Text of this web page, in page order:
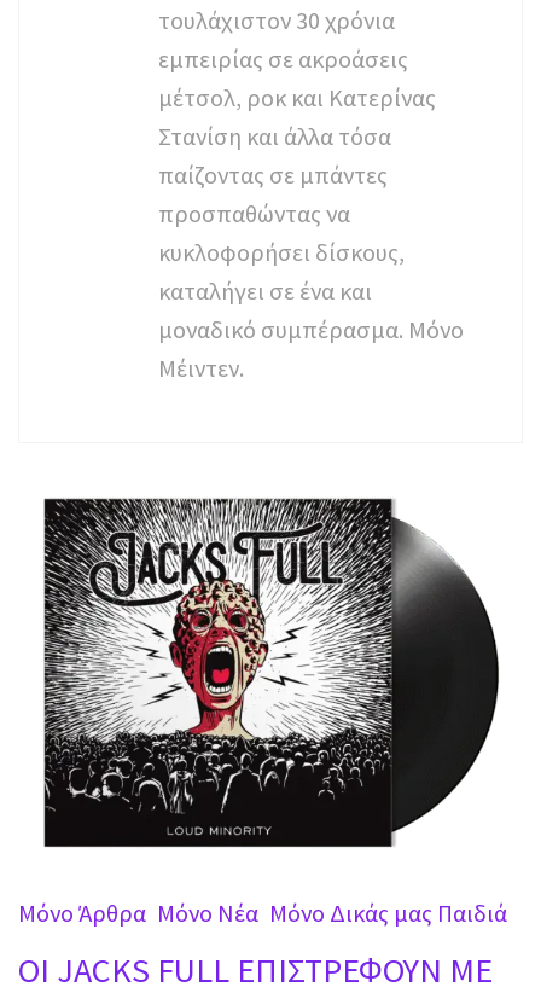
τουλάχιστον 30 χρόνια
εμπειρίας σε ακροάσεις
μέτσολ, ροκ και Κατερίνας
Στανίση και άλλα τόσα
παίζοντας σε μπάντες
προσπαθώντας να
κυκλοφορήσει δίσκους,
καταλήγει σε ένα και
μοναδικό συμπέρασμα. Μόνο
Μέιντεν.
Mόνο Άρθρα Mόνο Νέα Μόνο Δικάς μας Παιδιά
OI JACKS FULL ΕΠΙΣΤΡΕΦΟΥΝ ΜΕ